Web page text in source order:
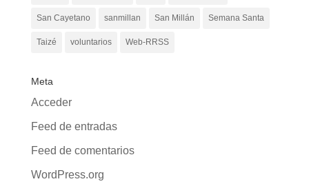
San Cayetano sanmillan San Millán Semana Santa
Taizé voluntarios Web-RRSS
Meta
Acceder
Feed de entradas
Feed de comentarios
WordPress.org